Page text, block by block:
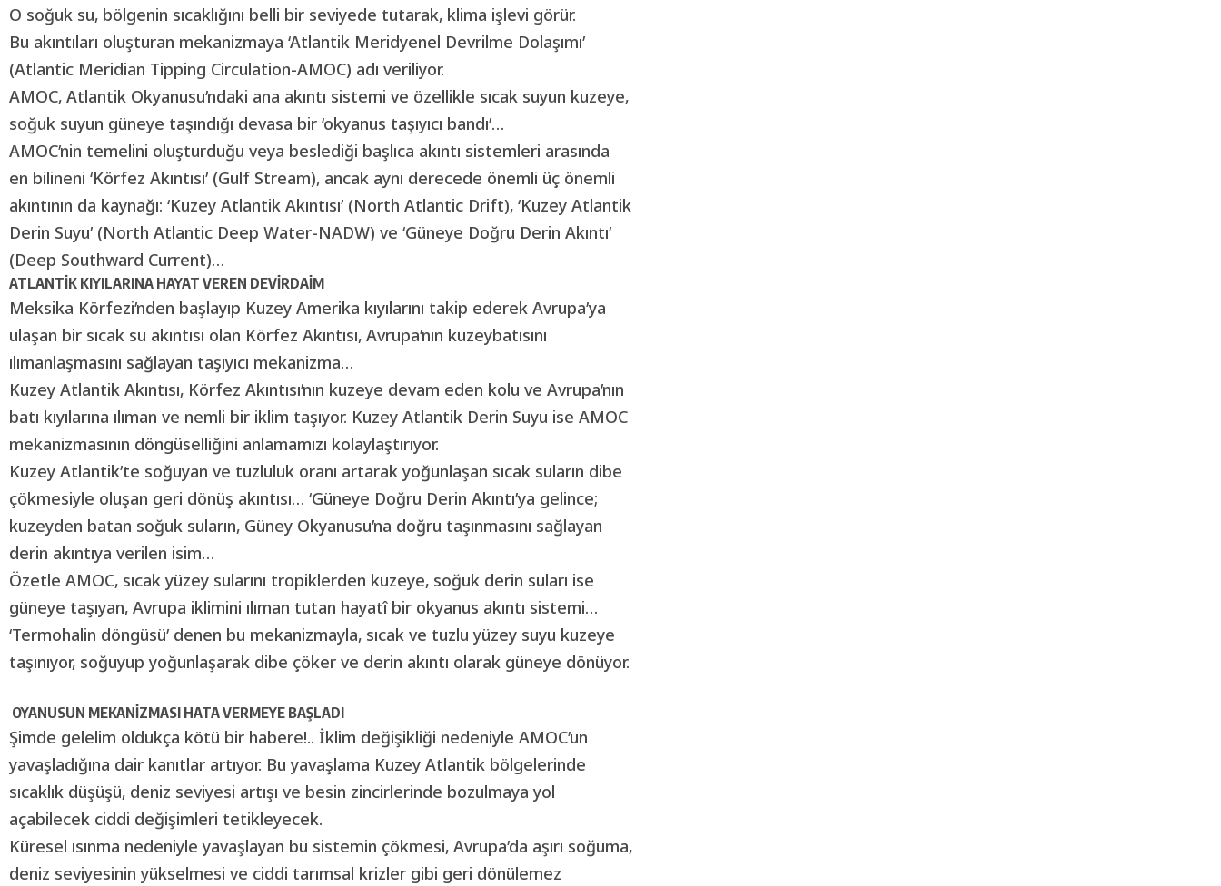
O soğuk su, bölgenin sıcaklığını belli bir seviyede tutarak, klima işlevi görür.
Bu akıntıları oluşturan mekanizmaya ‘Atlantik Meridyenel Devrilme Dolaşımı’
(Atlantic Meridian Tipping Circulation-AMOC) adı veriliyor.
AMOC, Atlantik Okyanusu’ndaki ana akıntı sistemi ve özellikle sıcak suyun kuzeye,
soğuk suyun güneye taşındığı devasa bir ‘okyanus taşıyıcı bandı’…
AMOC’nin temelini oluşturduğu veya beslediği başlıca akıntı sistemleri arasında
en bilineni ‘Körfez Akıntısı’ (Gulf Stream), ancak aynı derecede önemli üç önemli
akıntının da kaynağı: ‘Kuzey Atlantik Akıntısı’ (North Atlantic Drift), ‘Kuzey Atlantik
Derin Suyu’ (North Atlantic Deep Water-NADW) ve ‘Güneye Doğru Derin Akıntı’
(Deep Southward Current)…
ATLANTİK KIYILARINA HAYAT VEREN DEVİRDAİM
Meksika Körfezi’nden başlayıp Kuzey Amerika kıyılarını takip ederek Avrupa’ya
ulaşan bir sıcak su akıntısı olan Körfez Akıntısı, Avrupa’nın kuzeybatısını
ılımanlaşmasını sağlayan taşıyıcı mekanizma…
Kuzey Atlantik Akıntısı, Körfez Akıntısı’nın kuzeye devam eden kolu ve Avrupa’nın
batı kıyılarına ılıman ve nemli bir iklim taşıyor. Kuzey Atlantik Derin Suyu ise AMOC
mekanizmasının döngüselliğini anlamamızı kolaylaştırıyor.
Kuzey Atlantik’te soğuyan ve tuzluluk oranı artarak yoğunlaşan sıcak suların dibe
çökmesiyle oluşan geri dönüş akıntısı… ‘Güneye Doğru Derin Akıntı’ya gelince;
kuzeyden batan soğuk suların, Güney Okyanusu’na doğru taşınmasını sağlayan
derin akıntıya verilen isim…
Özetle AMOC, sıcak yüzey sularını tropiklerden kuzeye, soğuk derin suları ise
güneye taşıyan, Avrupa iklimini ılıman tutan hayatî bir okyanus akıntı sistemi…
‘Termohalin döngüsü’ denen bu mekanizmayla, sıcak ve tuzlu yüzey suyu kuzeye
taşınıyor, soğuyup yoğunlaşarak dibe çöker ve derin akıntı olarak güneye dönüyor.
OYANUSUN MEKANİZMASI HATA VERMEYE BAŞLADI
Şimde gelelim oldukça kötü bir habere!.. İklim değişikliği nedeniyle AMOC’un
yavaşladığına dair kanıtlar artıyor. Bu yavaşlama Kuzey Atlantik bölgelerinde
sıcaklık düşüşü, deniz seviyesi artışı ve besin zincirlerinde bozulmaya yol
açabilecek ciddi değişimleri tetikleyecek.
Küresel ısınma nedeniyle yavaşlayan bu sistemin çökmesi, Avrupa’da aşırı soğuma,
deniz seviyesinin yükselmesi ve ciddi tarımsal krizler gibi geri dönülemez